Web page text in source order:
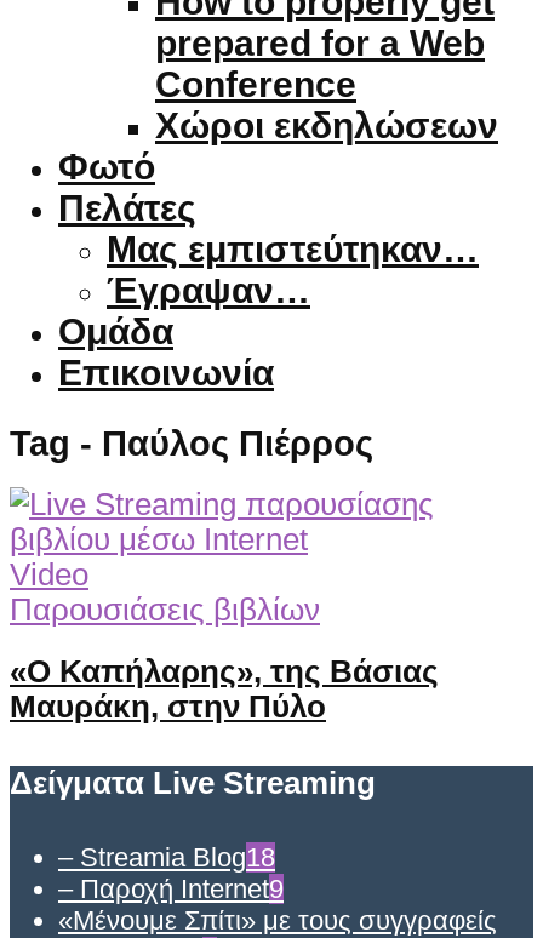
prepared for a Web
Conference
Χώροι εκδηλώσεων
Φωτό
Πελάτες
Μας εμπιστεύτηκαν…
Έγραψαν…
Ομάδα
Επικοινωνία
Tag - Παύλος Πιέρρος
Video
Παρουσιάσεις βιβλίων
«Ο Καπήλαρης», της Βάσιας
Μαυράκη, στην Πύλο
Δείγματα Live Streaming
– Streamia Blog18
– Παροχή Internet9
«Μένουμε Σπίτι» με τους συγγραφείς